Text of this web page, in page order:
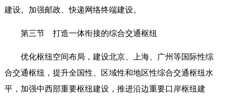
建设。加强邮政、快递网络终端建设。
第三节 打造一体衔接的综合交通枢纽
优化枢纽空间布局，建设北京、上海、广州等国际性综
合交通枢纽，提升全国性、区域性和地区性综合交通枢纽水
平，加强中西部重要枢纽建设，推进沿边重要口岸枢纽建